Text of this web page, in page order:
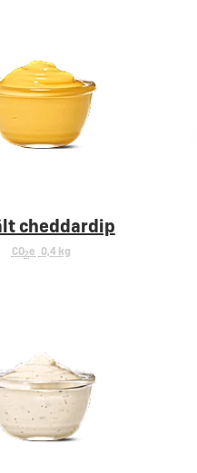
cheddardip
CO2e 0,4 kg